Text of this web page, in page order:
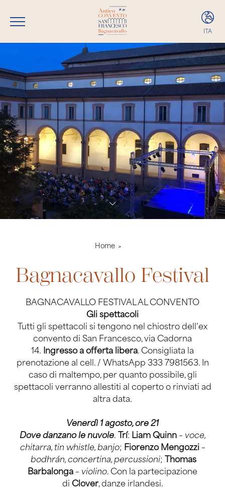
ITA
ITA
ENG
Home
Bagnacavallo Festival
BAGNACAVALLO FESTIVAL AL CONVENTO
Gli spettacoli
Tutti gli spettacoli si tengono nel chiostro dell’ex
convento di San Francesco, via Cadorna
14. Ingresso a offerta libera. Consigliata la
prenotazione al cell. / WhatsApp 333 7981563. In
caso di maltempo, per quanto possibile, gli
spettacoli verranno allestiti al coperto o rinviati ad
altra data.
Venerdì 1 agosto, ore 21
Dove danzano le nuvole. Trí: Liam Quinn – voce,
chitarra, tin whistle, banjo; Fiorenzo Mengozzi –
bodhrán, concertina, percussioni; Thomas
Barbalonga – violino. Con la partecipazione
di Clover, danze irlandesi.